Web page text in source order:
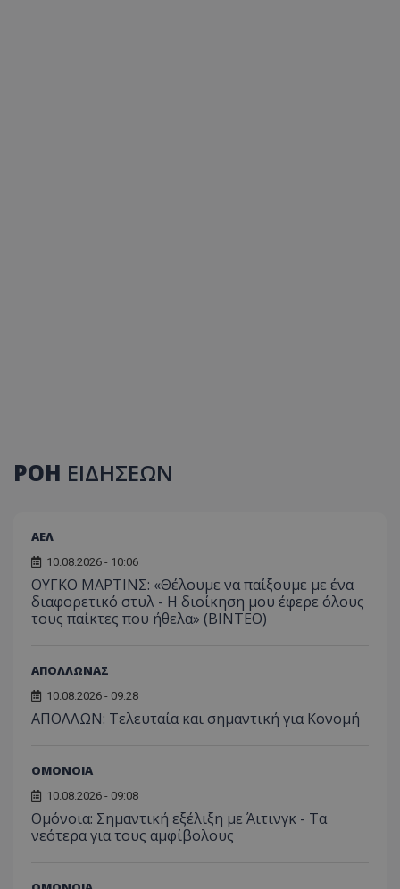
ΡΟΗ ΕΙΔΗΣΕΩΝ
ΑΕΛ
10.08.2026 - 10:06
ΟΥΓΚΟ ΜΑΡΤΙΝΣ: «Θέλουμε να παίξουμε με ένα
διαφορετικό στυλ - Η διοίκηση μου έφερε όλους
τους παίκτες που ήθελα» (ΒΙΝΤΕΟ)
ΑΠΟΛΛΩΝΑΣ
10.08.2026 - 09:28
ΑΠΟΛΛΩΝ: Τελευταία και σημαντική για Κονομή
ΟΜΟΝΟΙΑ
10.08.2026 - 09:08
Ομόνοια: Σημαντική εξέλιξη με Άιτινγκ - Τα
νεότερα για τους αμφίβολους